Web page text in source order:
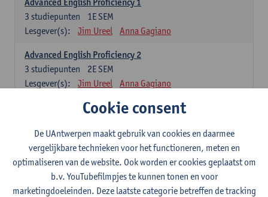
1E SEM
3 studiepunten
Lesgever(s):
Jim Ureel Anna Gagiano
Advanced English Proficiency 2
2E SEM
3 studiepunten
Lesgever(s):
Jim Ureel Anna Gagiano
Communication in English 1: Analysing Texts in Context
Lesgever(s):
Nina Reviers
Anna Gagiano
Donata Lisaite
Spaans: verplichte opleidingsonderdelen
Cookie consent
De UAntwerpen maakt gebruik van cookies en daarmee
vergelijkbare technieken voor het functioneren, meten en
optimaliseren van de website. Ook worden er cookies geplaatst om
b.v. YouTubefilmpjes te kunnen tonen en voor
marketingdoeleinden. Deze laatste categorie betreffen de tracking